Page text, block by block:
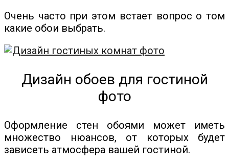
Очень часто при этом встает вопрос о том
какие обои выбрать.
Дизайн обоев для гостиной
фото
Оформление стен обоями может иметь
множество нюансов, от которых будет
зависеть атмосфера вашей гостиной.